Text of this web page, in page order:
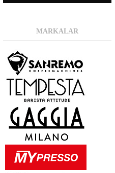
MARKALAR